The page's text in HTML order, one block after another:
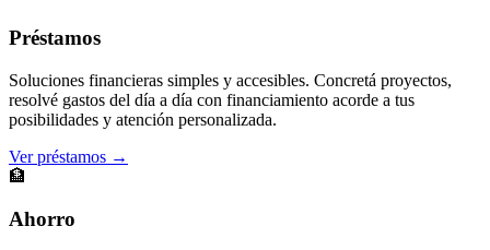
Préstamos
Soluciones financieras simples y accesibles. Concretá proyectos,
resolvé gastos del día a día con financiamiento acorde a tus
posibilidades y atención personalizada.
Ver préstamos →
🏦
Ahorro